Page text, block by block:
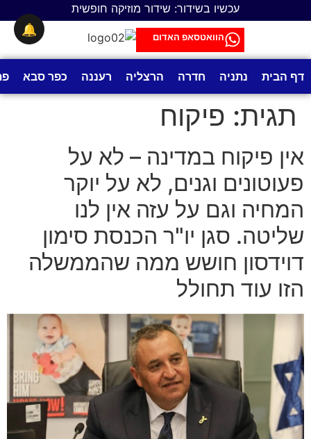
עכשיו בשידור: שידור מוזיקה חופשית
הוואטסאפ האדום
דף הבית נתניה חדרה הרצליה רעננה כפר סבא
תגית: פיקוח
אין פיקוח במדינה – לא על
פעוטונים וגנים, לא על יוקר
המחיה וגם על עזה אין לנו
שליטה. סגן יו"ר הכנסת סימון
דוידסון חושש ממה שהממשלה
הזו עוד תחולל
🔔